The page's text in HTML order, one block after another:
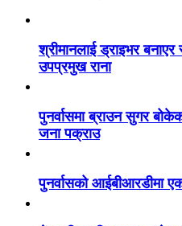
श्रीमानलाई ड्राइभर बनाएर
उपप्रमुख राना
पुनर्वासमा ब्राउन सुगर
जना पक्राउ
पुनर्वासको आईबीआरडीमा